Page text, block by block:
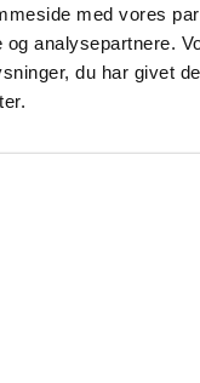
med vores
analysepartnere.
du har givet